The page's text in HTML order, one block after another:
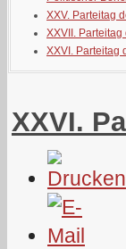
XXV. Parteitag
XXVII. Parteitag
XXVI. Parteitag
XXVI.